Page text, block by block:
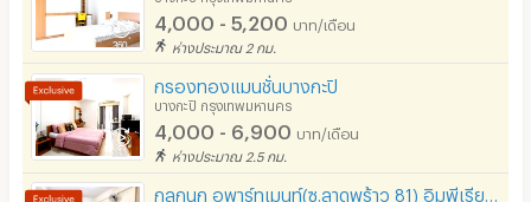
ตู้เย็น
โซฟา
โต๊ะ - เก้าอี้ทำงาน
เตาปรุงอาหาร
4,000 - 5,200 บาท/เดือน
ห่างประมาณ 2 กม.
กรองทองแมนชั่นบางกะปิ
บางกะปิ กรุงเทพมหานคร
4,000 - 6,900 บาท/เดือน
ห่างประมาณ 2.5 กม.